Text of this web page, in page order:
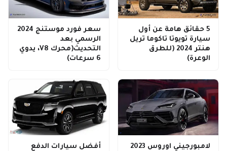
5 حقائق هامة عن أول
سيارة تويوتا تاكوما تريل
هنتر 2024 (للطرق
الوعرة)
سعر فورد موستنج 2024
الرسمي بعد
التحديث(محرك V8، يدوي
6 سرعات)
لامبورجيني اوروس 2023
أفضل سيارات الدفع